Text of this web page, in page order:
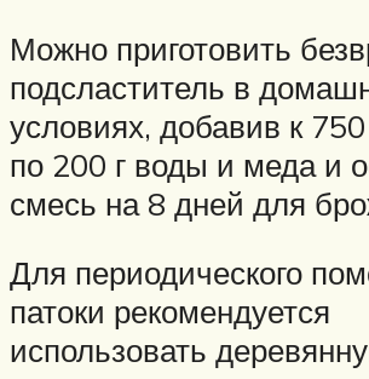
Можно приготовить
подсластитель в
условиях, добавив к
по 200 г воды и меда и
смесь на 8 дней для
Для периодического
патоки рекомендуется
использовать